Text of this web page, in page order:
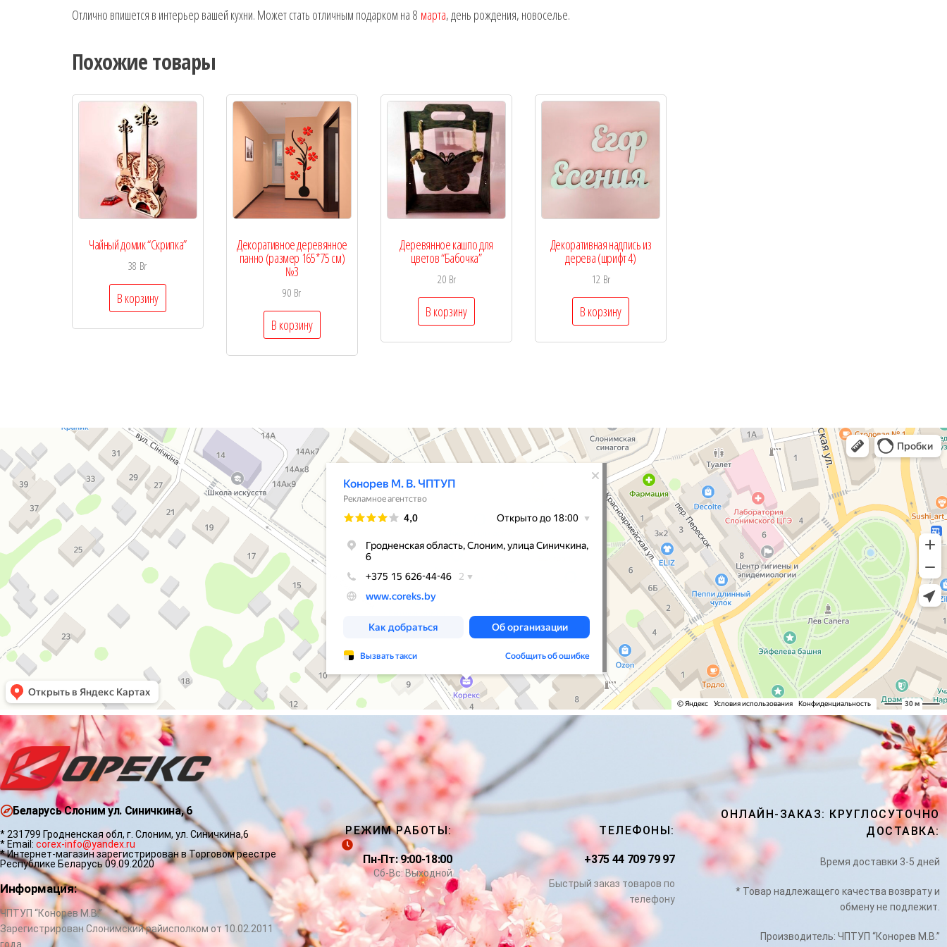
Отлично впишется в интерьер вашей кухни. Может стать отличным подарком на 8 марта, день рождения, новоселье.
Похожие товары
Чайный домик “Скрипка”
38 Br
В корзину
Декоративное деревянное
панно (размер 165*75 см)
№3
90 Br
В корзину
Деревянное кашпо для
цветов “Бабочка”
20 Br
В корзину
Декоративная надпись из
дерева (шрифт 4)
12 Br
В корзину
Рекламное агентство в Слониме
Беларусь Слоним ул. Синичкина, 6
* 231799 Гродненская обл, г. Слоним, ул. Синичкина,6
* Email: corex-info@yandex.ru
* Интернет-магазин зарегистрирован в Торговом реестре
Республике Беларусь 09.09.2020
Информация:
ЧПТУП “Конорев М.В.”
Зарегистрирован Слонимский райисполком от 10.02.2011
года.
РЕЖИМ РАБОТЫ:
Пн-Пт: 9:00-18:00
Сб-Вс: Выходной
ТЕЛЕФОНЫ:
+375 44 709 79 97
Быстрый заказ товаров по
телефону
ОНЛАЙН-ЗАКАЗ: КРУГЛОСУТОЧНО
ДОСТАВКА:
Время доставки 3-5 дней
* Товар надлежащего качества возврату и
обмену не подлежит.
Производитель: ЧПТУП “Конорев М.В.”